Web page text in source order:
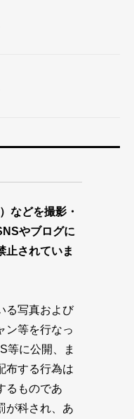
などを撮影・
やブログに
止されていま
る写真および
ン等を行なっ
等に公開、ま
布する行為は
るものであ
が科され、あ